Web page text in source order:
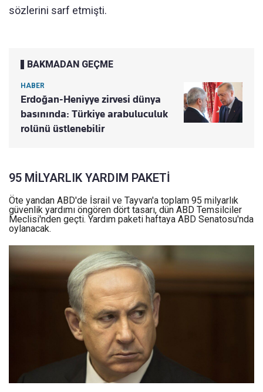
sözlerini sarf etmişti.
BAKMADAN GEÇME
HABER
Erdoğan-Heniyye zirvesi dünya
basınında: Türkiye arabuluculuk
rolünü üstlenebilir
95 MİLYARLIK YARDIM PAKETİ
Öte yandan ABD'de İsrail ve Tayvan'a toplam 95 milyarlık
güvenlik yardımı öngören dört tasarı, dün ABD Temsilciler
Meclisi'nden geçti. Yardım paketi haftaya ABD Senatosu'nda
oylanacak.